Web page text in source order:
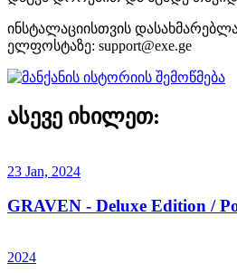
ინსტალაციისთვის
ელფოსტაზე: support@exe.ge
ასევე იხილეთ:
23 Jan, 2024
GRAVEN - Deluxe Edition /
2024